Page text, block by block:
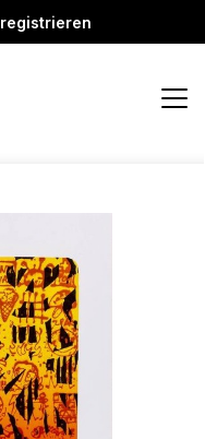
registrieren